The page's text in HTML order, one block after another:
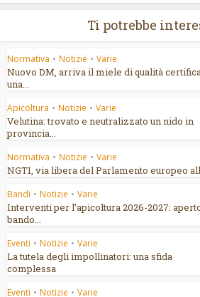
Ti potrebbe
Normativa • Notizie • Varie
Nuovo DM, arriva il miele di qualità
una...
Apicoltura • Notizie • Varie
Velutina: trovato e neutralizzato un nido in
provincia...
Normativa • Notizie • Varie
NGT1, via libera del Parlamento europeo
Bandi • Notizie • Varie
Interventi per l’apicoltura 2026-2027:
bando...
Eventi • Notizie • Varie
La tutela degli impollinatori: una sfida
complessa
Eventi • Notizie • Varie